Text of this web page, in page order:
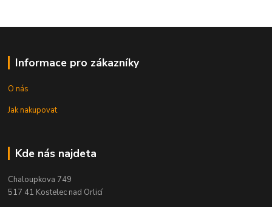
Informace pro zákazníky
O nás
Jak nakupovat
Kde nás najdeta
Chaloupkova 749
517 41 Kostelec nad Orlicí